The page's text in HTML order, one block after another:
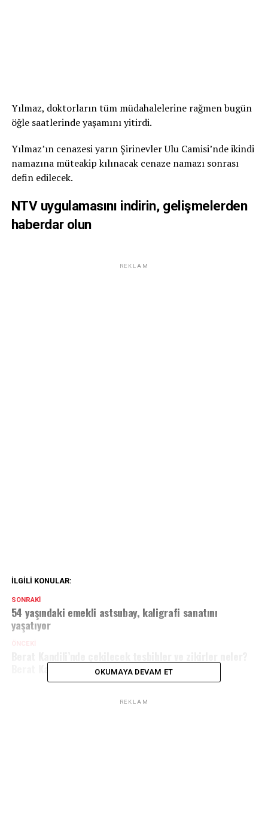
Yılmaz, doktorların tüm müdahalelerine rağmen bugün
öğle saatlerinde yaşamını yitirdi.
Yılmaz’ın cenazesi yarın Şirinevler Ulu Camisi’nde ikindi
namazına müteakip kılınacak cenaze namazı sonrası
defin edilecek.
NTV uygulamasını indirin, gelişmelerden
haberdar olun
REKLAM
İLGILI KONULAR:
SONRAKI
54 yaşındaki emekli astsubay, kaligrafi sanatını
yaşatıyor
ÖNCEKI
Berat Kandili tesbihleri ve sayıları
OKUMAYA DEVAM ET
REKLAM